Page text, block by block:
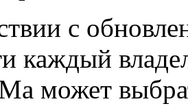
с
каждый